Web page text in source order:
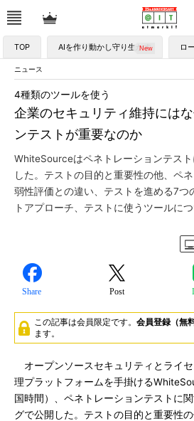
TOP AIを作り動かし守り生かす ロ
ニュース
企業のセキュリティ維持には
ンテストが重要なのか
4種類のツールを使う
WhiteSourceはペネトレーションテス
した。テストの目的と重要性の他、ペ
弱性評価との違い、テストを進める7つ
トアプローチ、テストに使うツールにつ
Share Post
この記事は会員限定です。 会員登録（無料
ます。
オープンソースセキュリティとライ
理プラットフォームを手掛ける
国時間）、ペネトレーションテストに
グで公開した。テストの目的と重要性